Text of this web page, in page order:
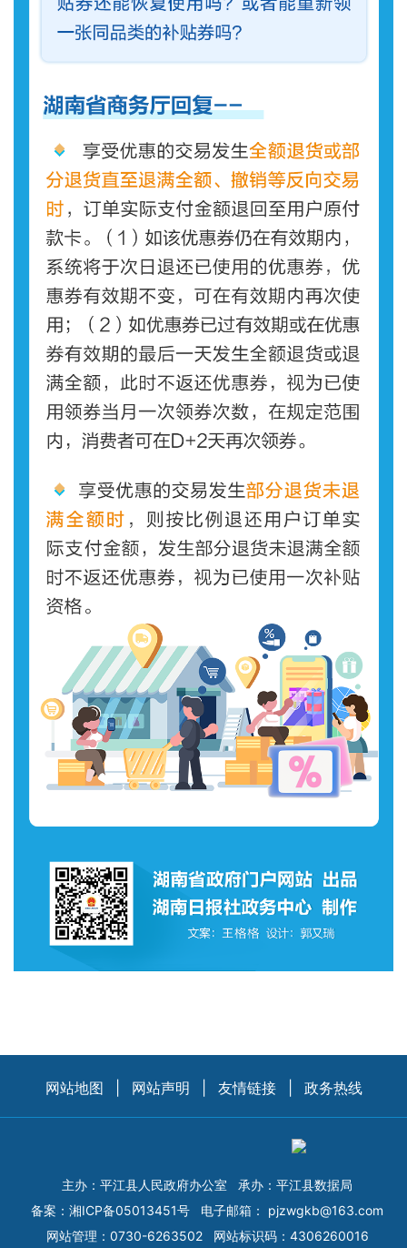
网站地图 网站声明 友情链接 政务热线
主办：平江县人民政府办公室
承办：平江县数据局
备案： 湘ICP备05013451号 电子邮箱： pjzwgkb@163.com
网站管理：0730-6263502
网站标识码：4306260016